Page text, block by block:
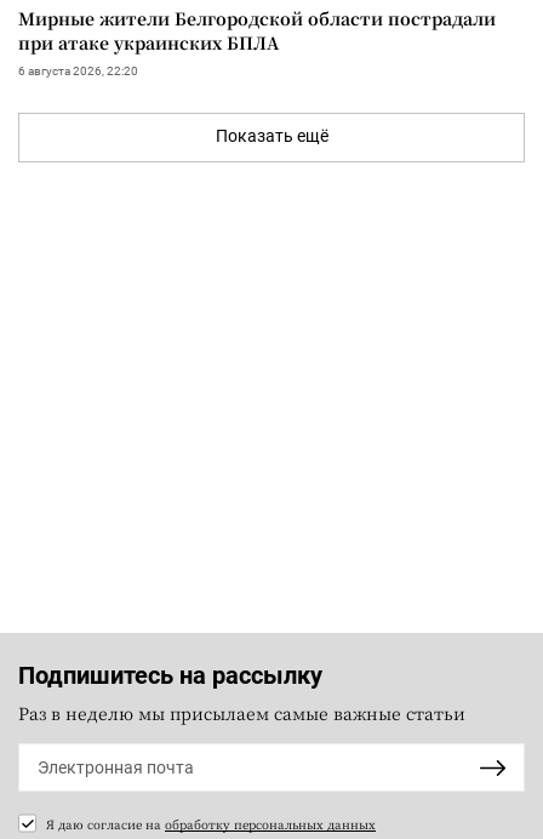
Мирные жители Белгородской области пострадали
при атаке украинских БПЛА
6 августа 2026, 22:20
Показать ещё
Подпишитесь на рассылку
Раз в неделю мы присылаем самые важные статьи
Я даю согласие на обработку персональных данных